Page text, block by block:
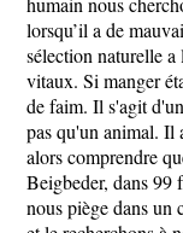
lorsqu’il a de
sélection naturelle
vitaux. Si manger
de faim. Il s'agit
pas qu'un animal. Il
alors comprendre
Beigbeder, dans 99
nous piège dans un